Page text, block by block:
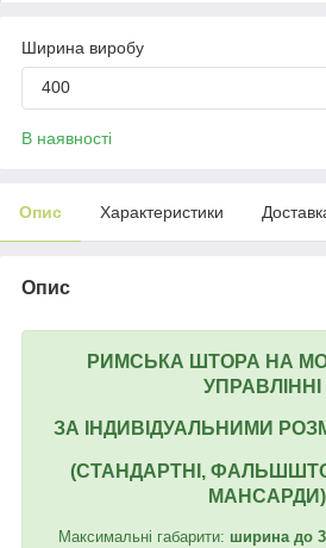
Ширина виробу
400
В наявності
Опис Характеристики
Опис
РИМСЬКА ШТОРА НА
УПРАВЛІННІ
ЗА ІНДИВІДУАЛЬНИМИ
(СТАНДАРТНІ,
МАНСАРДИ)
Максимальні габарити: ширина до